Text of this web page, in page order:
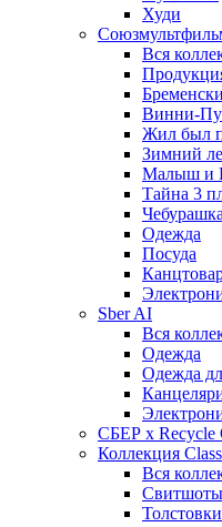
Худи
Вся
Винни-
Жил был
Зимний
Малыш и
Тайна 3
Чебурашка
Одежда
Посуда
Sber AI
Вся
Одежда
Одежда
СБЕР x Recycle
Коллекция
Вся
Свитшоты
Толстовки